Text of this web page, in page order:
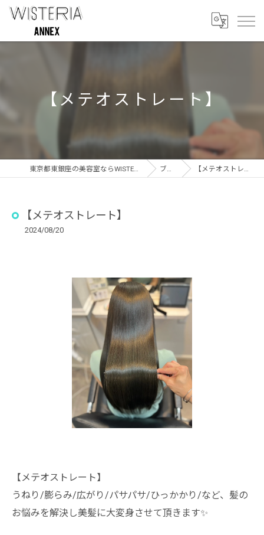
【メテオストレート】
東京都東銀座の美容室ならWISTERIA ANNEX ブログ 【メテオストレート】
【メテオストレート】
2024/08/20
【メテオストレート】
うねり/膨らみ/広がり/パサパサ/ひっかかり/など、髪の
お悩みを解決し美髪に大変身させて頂きます✨